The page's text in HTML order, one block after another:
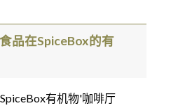
品在SpiceBox的有
有机物'咖啡厅